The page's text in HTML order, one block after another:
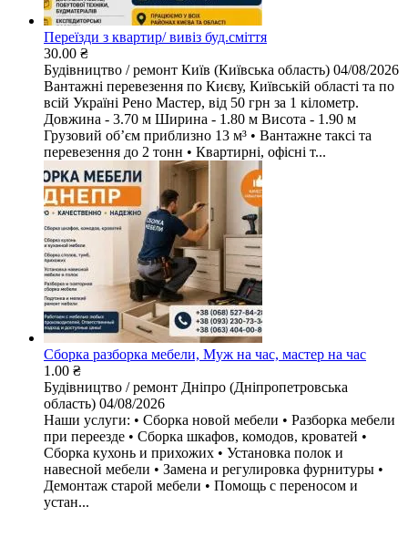
Переїзди з квартир/ вивіз буд.сміття
30.00 ₴
Будівництво / ремонт Київ (Київська область) 04/08/2026
Вантажні перевезення по Києву, Київській області та по
всій Україні Рено Мастер, від 50 грн за 1 кілометр.
Довжина - 3.70 м Ширина - 1.80 м Висота - 1.90 м
Грузовий обʼєм приблизно 13 м³ • Вантажне таксі та
перевезення до 2 тонн • Квартирні, офісні т...
Сборка разборка мебели, Муж на час, мастер на час
1.00 ₴
Будівництво / ремонт Дніпро (Дніпропетровська
область) 04/08/2026
Наши услуги: • Сборка новой мебели • Разборка мебели
при переезде • Сборка шкафов, комодов, кроватей •
Сборка кухонь и прихожих • Установка полок и
навесной мебели • Замена и регулировка фурнитуры •
Демонтаж старой мебели • Помощь с переносом и
устан...